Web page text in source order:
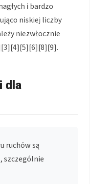
i bardzo
niskiej liczby
niezwłocznie
dla
ruchów są
, szczególnie